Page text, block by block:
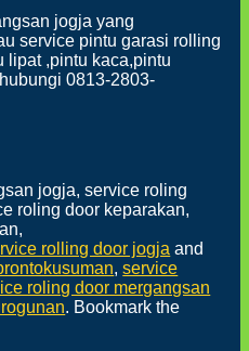
jogja yang
service pintu garasi rolling
lipat ,pintu kaca,pintu
0813-2803-
jogja, service roling
roling door keparakan,
rolling door jogja and
,service
roling door mergangsan
. Bookmark the